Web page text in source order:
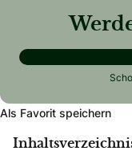
Als Favorit speichern